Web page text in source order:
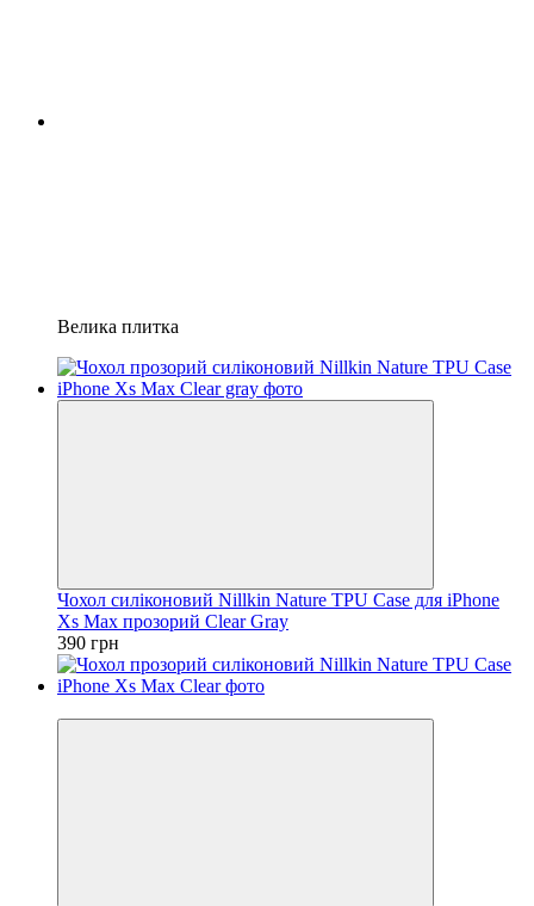
Велика плитка
Чохол силіконовий Nillkin Nature TPU Case для iPhone
Xs Max прозорий Clear Gray
390 грн